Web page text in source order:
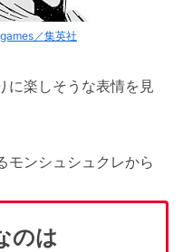
／集英社
に楽しそうな表情を見
モンシュシュクレから
のは